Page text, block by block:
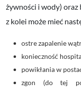
żywności i wody) oraz
z kolei może mieć
ostre zapalenie
konieczność
powikłania w
zgon (do tej